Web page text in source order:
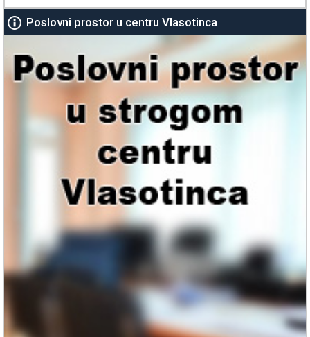
Poslovni prostor u centru Vlasotinca